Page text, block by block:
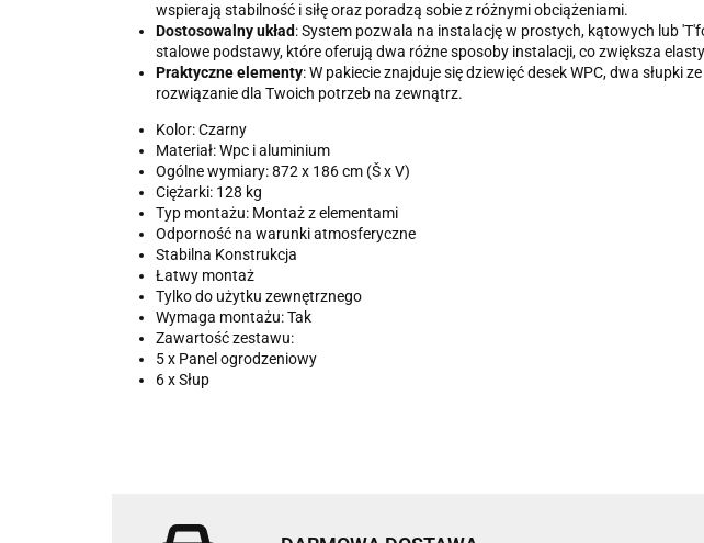
wspierają stabilność i siłę oraz poradzą sobie z różnymi obciążeniami.
Dostosowalny układ: System pozwala na instalację w prostych, kątowych lub
stalowe podstawy, które oferują dwa różne sposoby instalacji, co zwiększa
Praktyczne elementy: W pakiecie znajduje się dziewięć desek WPC, dwa
rozwiązanie dla Twoich potrzeb na zewnątrz.
Kolor: Czarny
Materiał: Wpc i aluminium
Ogólne wymiary: 872 x 186 cm (Š x V)
Ciężarki: 128 kg
Typ montażu: Montaż z elementami
Odporność na warunki atmosferyczne
Stabilna Konstrukcja
Łatwy montaż
Tylko do użytku zewnętrznego
Wymaga montażu: Tak
Zawartość zestawu:
5 x Panel ogrodzeniowy
6 x Słup